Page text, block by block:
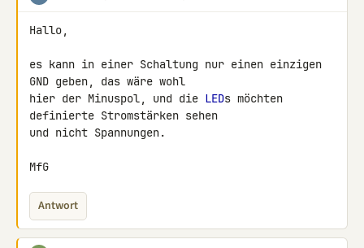
Hallo,
es kann in einer Schaltung nur einen einzigen
GND geben, das wäre wohl
hier der Minuspol, und die LEDs möchten
definierte Stromstärken sehen
und nicht Spannungen.
MfG
Antwort